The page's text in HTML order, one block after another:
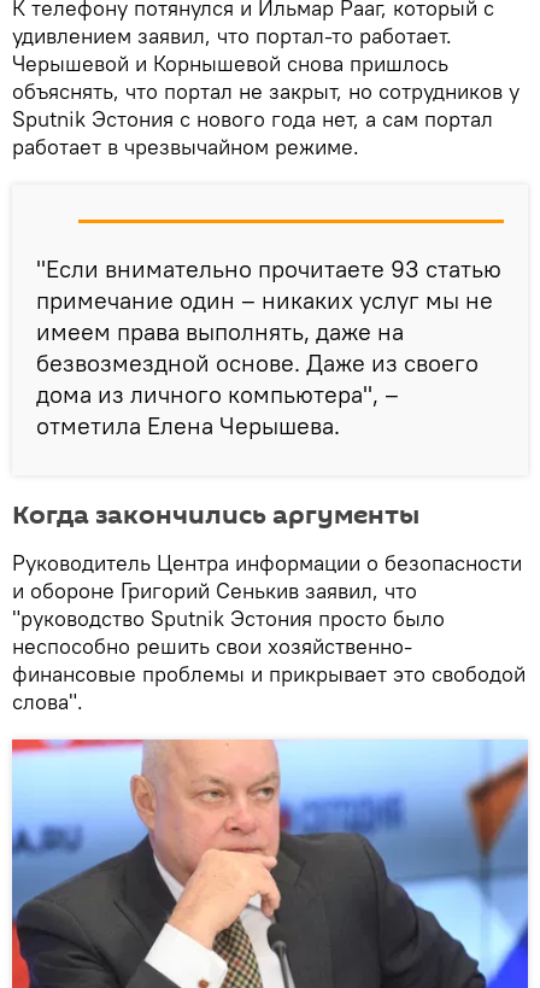
К телефону потянулся и Ильмар Рааг, который с
удивлением заявил, что портал-то работает.
Черышевой и Корнышевой снова пришлось
объяснять, что портал не закрыт, но сотрудников у
Sputnik Эстония с нового года нет, а сам портал
работает в чрезвычайном режиме.
"Если внимательно прочитаете 93 статью
примечание один – никаких услуг мы не
имеем права выполнять, даже на
безвозмездной основе. Даже из своего
дома из личного компьютера", –
отметила Елена Черышева.
Когда закончились аргументы
Руководитель Центра информации о безопасности
и обороне Григорий Сенькив заявил, что
"руководство Sputnik Эстония просто было
неспособно решить свои хозяйственно-
финансовые проблемы и прикрывает это свободой
слова".